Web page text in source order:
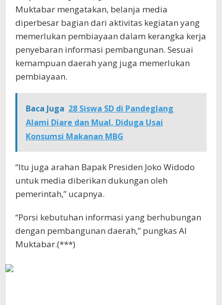
Muktabar mengatakan, belanja media
diperbesar bagian dari aktivitas kegiatan yang
memerlukan pembiayaan dalam kerangka kerja
penyebaran informasi pembangunan. Sesuai
kemampuan daerah yang juga memerlukan
pembiayaan.
Baca Juga 28 Siswa SD di Pandeglang
Alami Diare dan Mual, Diduga Usai
Konsumsi Makanan MBG
“Itu juga arahan Bapak Presiden Joko Widodo
untuk media diberikan dukungan oleh
pemerintah,” ucapnya.
“Porsi kebutuhan informasi yang berhubungan
dengan pembangunan daerah,” pungkas Al
Muktabar.(***)